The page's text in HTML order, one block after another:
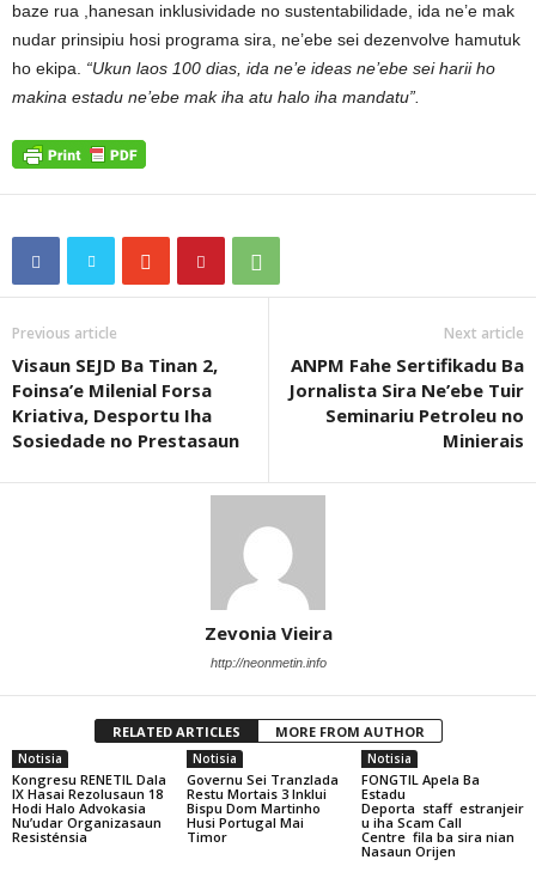
baze rua ,hanesan inklusividade no sustentabilidade, ida ne’e mak
nudar prinsipiu hosi programa sira, ne’ebe sei dezenvolve hamutuk
ho ekipa. “Ukun laos 100 dias, ida ne’e ideas ne’ebe sei harii ho
makina estadu ne’ebe mak iha atu halo iha mandatu”.
Previous article
Visaun SEJD Ba Tinan 2,
Foinsa’e Milenial Forsa
Kriativa, Desportu Iha
Sosiedade no Prestasaun
Next article
ANPM Fahe Sertifikadu Ba
Jornalista Sira Ne’ebe Tuir
Seminariu Petroleu no
Minierais
Zevonia Vieira
http://neonmetin.info
RELATED ARTICLES MORE FROM AUTHOR
Notisia
Kongresu RENETIL Dala
IX Hasai Rezolusaun 18
Hodi Halo Advokasia
Nu’udar Organizasaun
Resisténsia
Notisia
Governu Sei Tranzlada
Restu Mortais 3 Inklui
Bispu Dom Martinho
Husi Portugal Mai
Timor
Notisia
FONGTIL Apela Ba
Estadu
Deporta staff estranjeir
u iha Scam Call
Centre fila ba sira nian
Nasaun Orijen